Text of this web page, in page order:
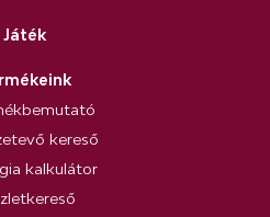
Játék
kereső
kalkulátor